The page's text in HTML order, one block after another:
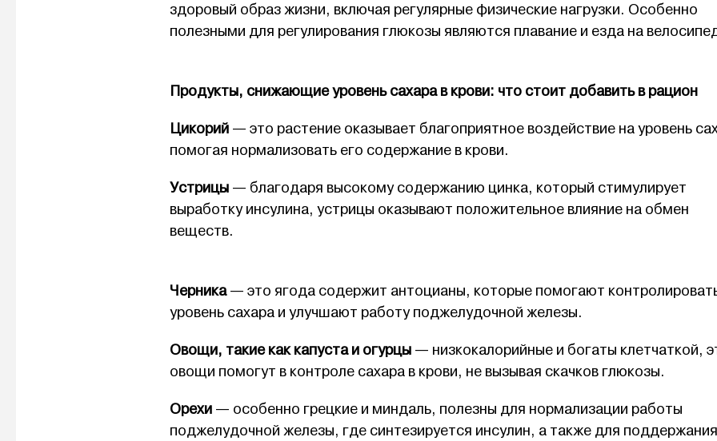
здоровый образ жизни, включая регулярные физические нагрузки. Особенно
полезными для регулирования глюкозы являются плавание и езда на
Продукты, снижающие уровень сахара в крови: что стоит добавить в рацион
Цикорий — это растение оказывает благоприятное воздействие на уровень
помогая нормализовать его содержание в крови.
Устрицы — благодаря высокому содержанию цинка, который стимулирует
выработку инсулина, устрицы оказывают положительное влияние на обмен
веществ.
Черника— это ягода содержит антоцианы, которые помогают
уровень сахара и улучшают работу поджелудочной железы.
Овощи, такие как капуста и огурцы — низкокалорийные и богаты клетчаткой,
овощи помогут в контроле сахара в крови, не вызывая скачков глюкозы.
Орехи — особенно грецкие и миндаль, полезны для нормализации работы
поджелудочной железы, где синтезируется инсулин, а также для поддержания